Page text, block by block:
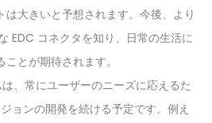
は大きいと予想されます。今後、より
EDC コネクタを知り、日常の生活に
ことが期待されます。
、常にユーザーのニーズに応えるた
ョンの開発を続ける予定です。例え